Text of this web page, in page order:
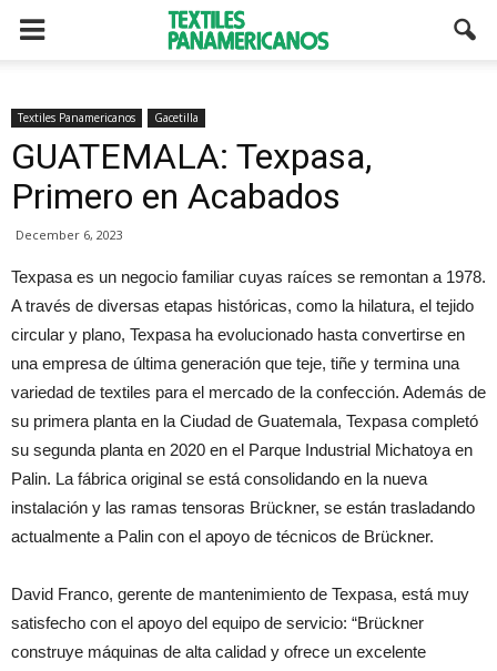
Textiles Panamericanos Gacetilla
GUATEMALA: Texpasa,
Primero en Acabados
December 6, 2023
Texpasa es un negocio familiar cuyas raíces se remontan a 1978.
A través de diversas etapas históricas, como la hilatura, el tejido
circular y plano, Texpasa ha evolucionado hasta convertirse en
una empresa de última generación que teje, tiñe y termina una
variedad de textiles para el mercado de la confección. Además de
su primera planta en la Ciudad de Guatemala, Texpasa completó
su segunda planta en 2020 en el Parque Industrial Michatoya en
Palin. La fábrica original se está consolidando en la nueva
instalación y las ramas tensoras Brückner, se están trasladando
actualmente a Palin con el apoyo de técnicos de Brückner.
David Franco, gerente de mantenimiento de Texpasa, está muy
satisfecho con el apoyo del equipo de servicio: “Brückner
construye máquinas de alta calidad y ofrece un excelente